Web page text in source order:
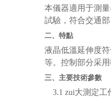
本儀器適用于測
試驗，符合交通部
二、 特點
液晶低溫延伸度
等。控制部分采
三、 主要技術參數
3.1 zui大測定工